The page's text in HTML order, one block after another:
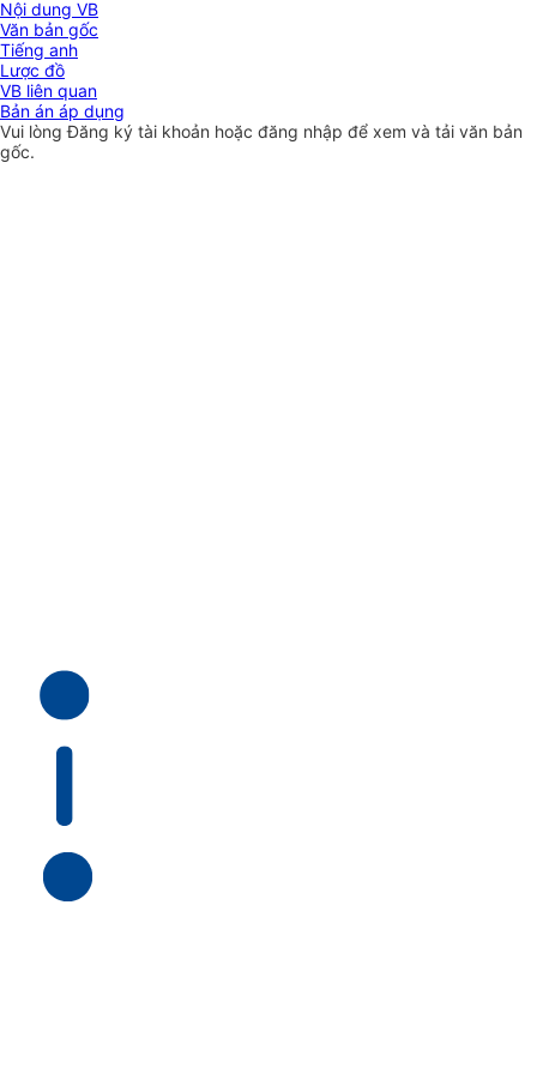
Nội dung VB
Văn bản gốc
Tiếng anh
Lược đồ
VB liên quan
Bản án áp dụng
Vui lòngĐăng ký tài khoản hoặc đăng nhập để xem và tải văn bản
gốc.